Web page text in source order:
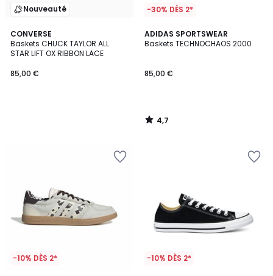
Nouveauté
CONVERSE
Baskets CHUCK TAYLOR ALL
STAR LIFT OX RIBBON LACE
85,00 €
-30% DÈS 2*
ADIDAS SPORTSWEAR
Baskets TECHNOCHAOS 2000
85,00 €
4,7
/ 5
4,7
/
-10% DÈS 2* -10% DÈS 2*